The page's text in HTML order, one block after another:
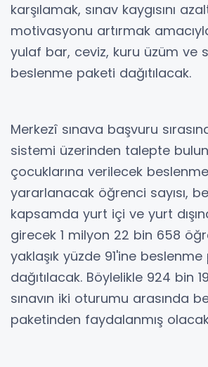
karşılamak, sınav kaygısını
motivasyonu artırmak
yulaf bar, ceviz, kuru üzüm ve
beslenme paketi dağıtılacak.
Merkezî sınava başvuru
sistemi üzerinden talepte
çocuklarına verilecek
yararlanacak öğrenci sayısı,
kapsamda yurt içi ve yurt
girecek 1 milyon 22 bin 658
yaklaşık yüzde 91'ine
dağıtılacak. Böylelikle 924 bin
sınavın iki oturumu arasında
paketinden faydalanmış